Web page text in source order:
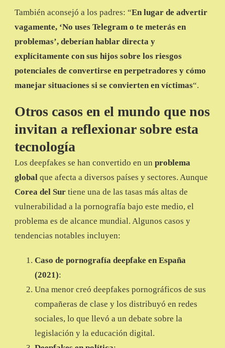
También aconsejó a los padres: “En lugar de advertir
vagamente, ‘No uses Telegram o te meterás en
problemas’, deberían hablar directa y
explícitamente con sus hijos sobre los riesgos
potenciales de convertirse en perpetradores y cómo
manejar situaciones si se convierten en víctimas“.
Otros casos en el mundo que nos
invitan a reflexionar sobre esta
tecnología
Los deepfakes se han convertido en un problema
global que afecta a diversos países y sectores. Aunque
Corea del Sur tiene una de las tasas más altas de
vulnerabilidad a la pornografía bajo este medio, el
problema es de alcance mundial. Algunos casos y
tendencias notables incluyen:
Caso de pornografía deepfake en España
(2021):
Una menor creó deepfakes pornográficos de sus
compañeras de clase y los distribuyó en redes
sociales, lo que llevó a un debate sobre la
legislación y la educación digital.